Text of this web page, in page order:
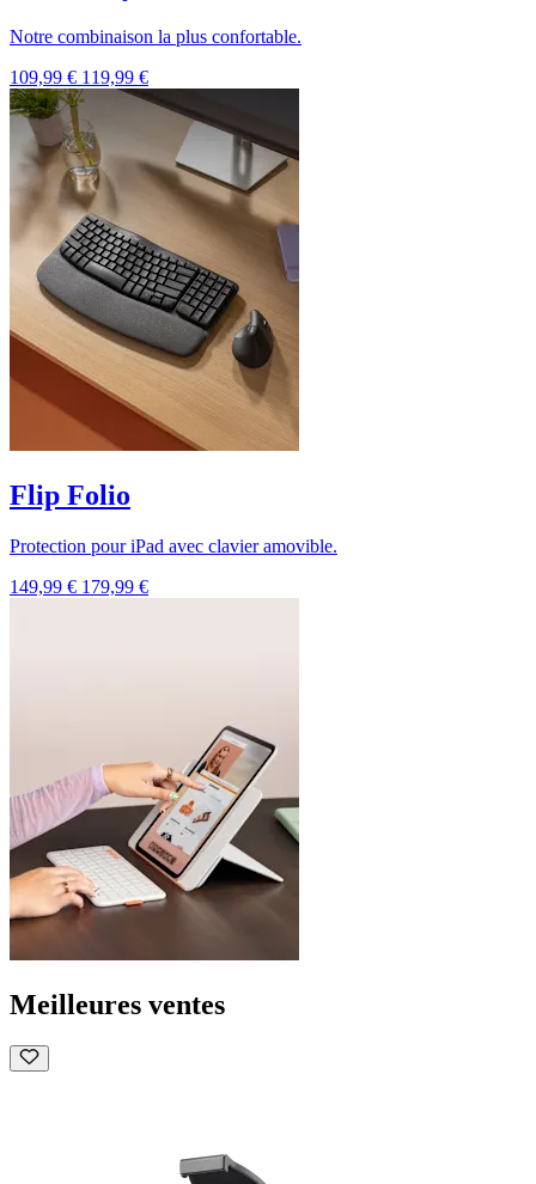
Notre combinaison la plus confortable.
109,99 € 119,99 €
Flip Folio
Protection pour iPad avec clavier amovible.
149,99 € 179,99 €
Meilleures ventes